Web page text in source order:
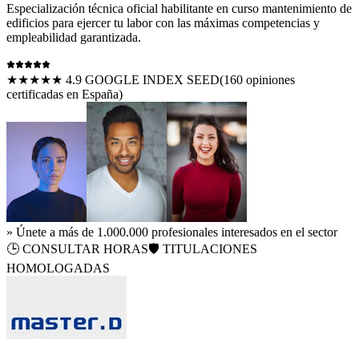
Especialización técnica oficial habilitante en curso mantenimiento de
edificios para ejercer tu labor con las máximas competencias y
empleabilidad garantizada.
★★★★★ 4.9 GOOGLE INDEX SEED(160 opiniones
certificadas en España)
» Únete a más de 1.000.000 profesionales interesados en el sector
🕒 CONSULTAR HORAS🛡️ TITULACIONES
HOMOLOGADAS